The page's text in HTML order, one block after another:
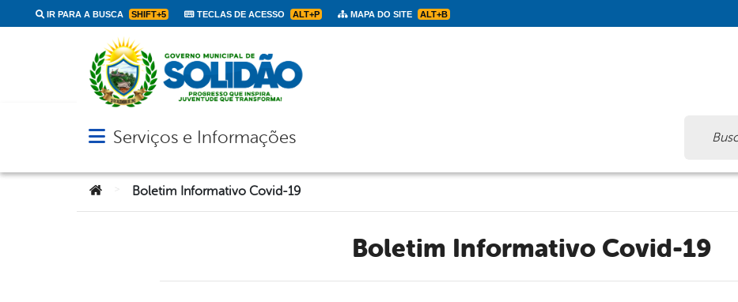
IR PARA A BUSCA SHIFT+5 TECLAS DE ACESSO ALT+P MAPA DO SITE ALT+B
Abrir menu principal de navegação
Serviços e Informações
Você está aqui:Boletim Informativo Covid-19
Boletim Informativo Covid-19